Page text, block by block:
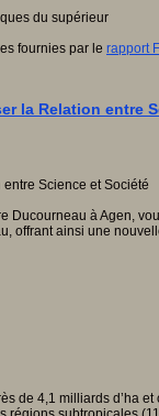
fournies par le rapport
la Relation entre
Ducourneau à Agen,
offrant ainsi une
de 4,1 milliards d’ha